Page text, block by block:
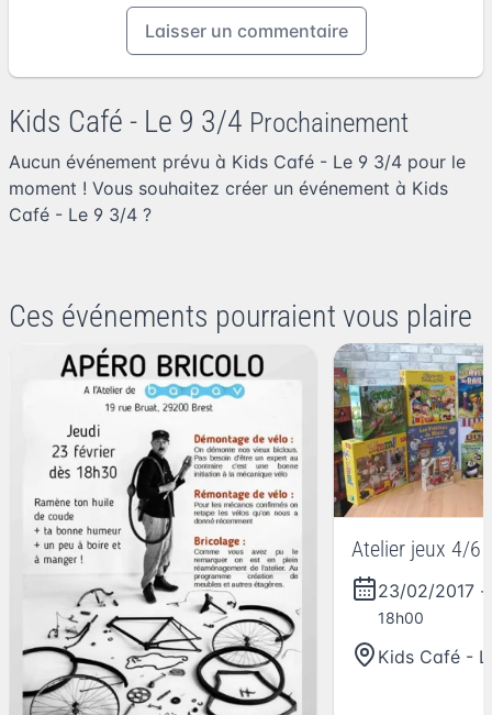
Laisser un commentaire
Kids Café - Le 9 3/4 Prochainement
Aucun événement prévu à Kids Café - Le 9 3/4 pour le
moment ! Vous souhaitez créer un événement à Kids
Café - Le 9 3/4 ?
Ces événements pourraient vous plaire
Atelier jeux 4/6
23/02/2017 -
18h00
Kids Café -